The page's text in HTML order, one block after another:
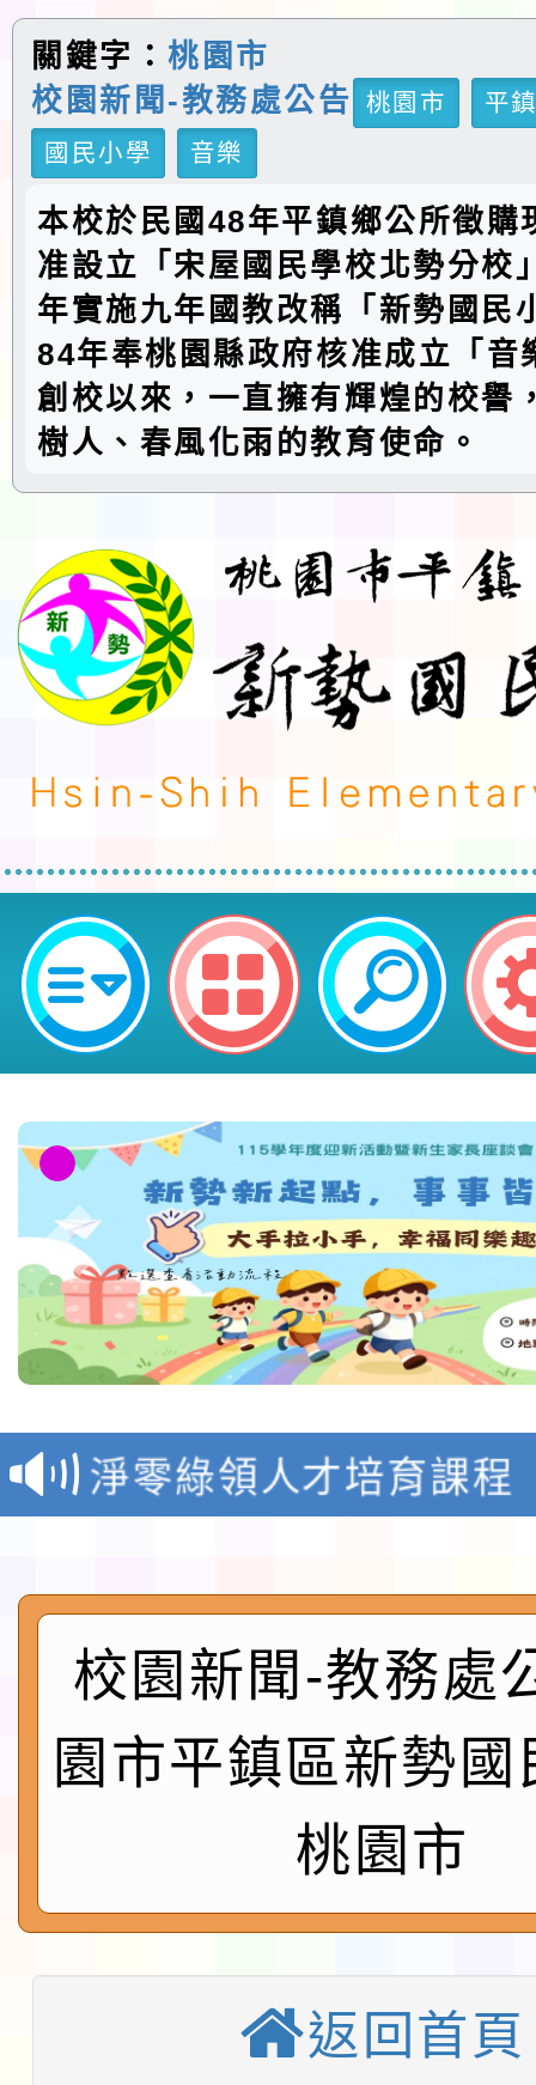
關鍵字：桃園市
校園新聞-教務處公告
桃園市
平
國民小學
音樂
本校於民國48年平鎮鄉公所徵購
准設立「宋屋國民學校北勢分校
年實施九年國教改稱「新勢國民
84年奉桃園縣政府核准成立「音
創校以來，一直擁有輝煌的校譽
樹人、春風化雨的教育使命。
桃園市平鎮區新勢國民小學
教育部校安中心白海豚
報
淨零綠領人才培育課程
及師生本土語及新住民
實施要點各1份
115年食農教育專業人
程
函轉國家通訊傳播委員
鎮韌性（防空）演習－
速演練執行計畫」
「115年金融知識線上
本校115學年度第1學
賽實施要點」1份
本市「115學年度學生
程安排一案
「桃園市補助參觀特色
校園新聞-教務處
園市平鎮區新勢
桃園市
返回首頁